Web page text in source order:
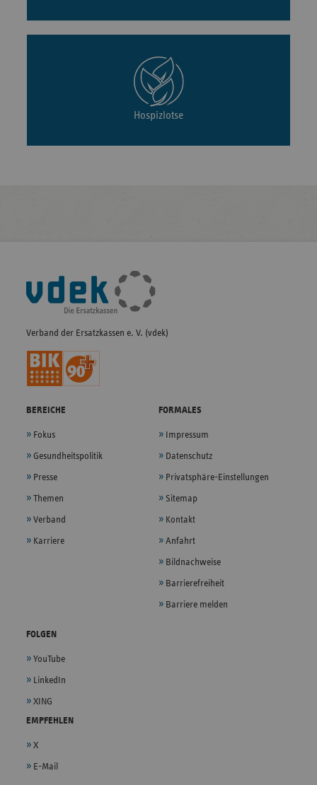
Hospizlotse
Fußleisten-
Navigation
Verband der Ersatzkassen e. V. (vdek)
BEREICHE
Fokus
Gesundheitspolitik
Presse
Themen
Verband
Karriere
FORMALES
Impressum
Datenschutz
Privatsphäre-Einstellungen
Sitemap
Kontakt
Anfahrt
Bildnachweise
Barrierefreiheit
Barriere melden
FOLGEN
YouTube
LinkedIn
XING
EMPFEHLEN
X
E-Mail